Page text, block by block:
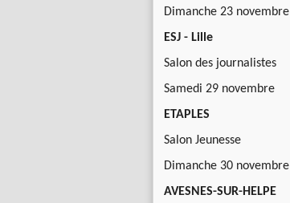
Dimanche 23 novembre
ESJ - Lille
Salon des journalistes
Samedi 29 novembre
ETAPLES
Salon Jeunesse
Dimanche 30 novembre
AVESNES-SUR-HELPE